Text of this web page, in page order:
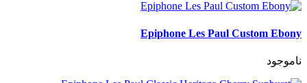
Epiphone Les Paul Custom Ebony
ناموجود